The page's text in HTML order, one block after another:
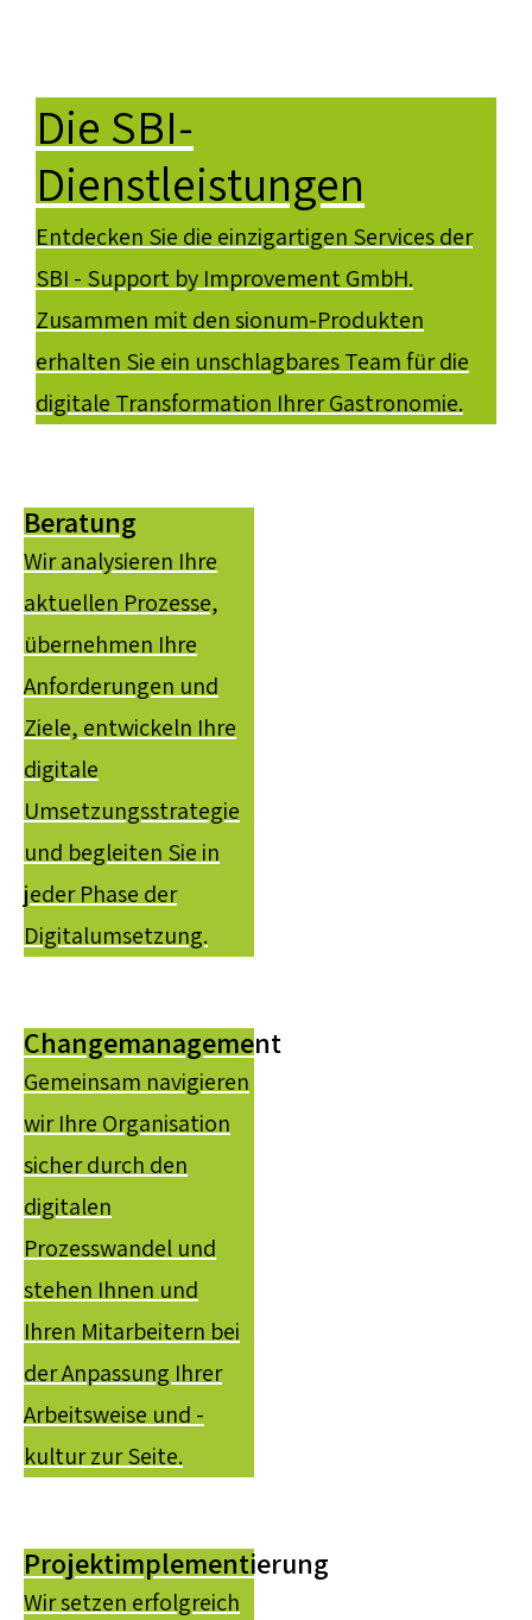
Die SBI-
Dienstleistungen
Entdecken Sie die einzigartigen Services der
SBI - Support by Improvement GmbH.
Zusammen mit den sionum-Produkten
erhalten Sie ein unschlagbares Team für die
digitale Transformation Ihrer Gastronomie.
Beratung
Wir analysieren Ihre
aktuellen Prozesse,
übernehmen Ihre
Anforderungen und
Ziele, entwickeln Ihre
digitale
Umsetzungsstrategie
und begleiten Sie in
jeder Phase der
Digitalumsetzung.
Changemanagement
Gemeinsam navigieren
wir Ihre Organisation
sicher durch den
digitalen
Prozesswandel und
stehen Ihnen und
Ihren Mitarbeitern bei
der Anpassung Ihrer
Arbeitsweise und -
kultur zur Seite.
Projektimplementierung
Wir setzen erfolgreich